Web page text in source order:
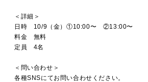
＜詳細＞
日時 10/9（金）①10:00〜 ②13:00〜
料金 無料
定員 4名
＜問い合わせ＞
各種SNSにてお問い合わせください。